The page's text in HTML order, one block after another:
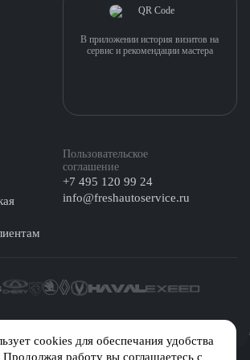
cookies для обеспечания удобства
Продолжая работу вы соглашаетесь с
Пользовательское
соглашение
+7 495 120 99 24
info@freshautoservice.ru
В приложении история визитов на
сервис и рекомендации мастера